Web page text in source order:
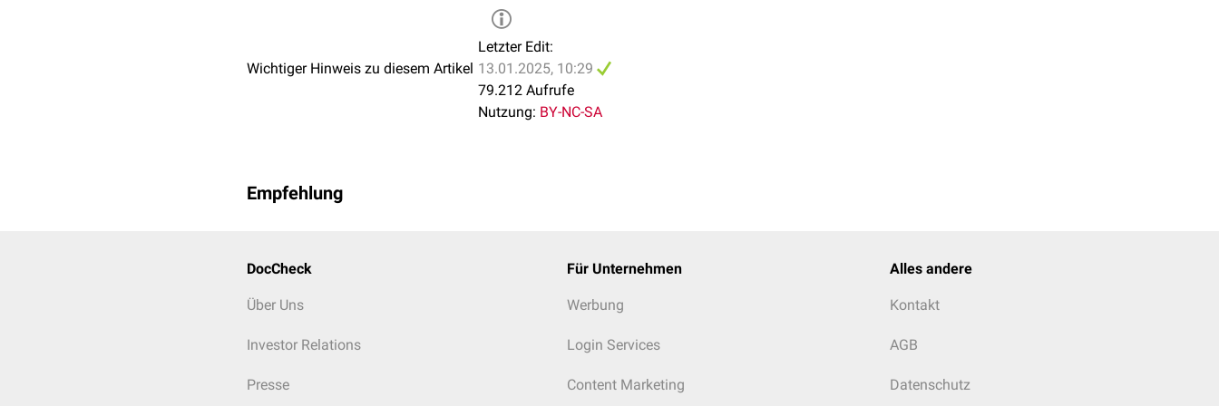
Wichtiger Hinweis zu diesem Artikel
Letzter Edit:
13.01.2025, 10:29
79.212 Aufrufe
Nutzung: BY-NC-SA
Empfehlung
DocCheck
Über Uns
Investor Relations
Presse
Für Unternehmen
Werbung
Login Services
Content Marketing
Alles andere
Kontakt
AGB
Datenschutz